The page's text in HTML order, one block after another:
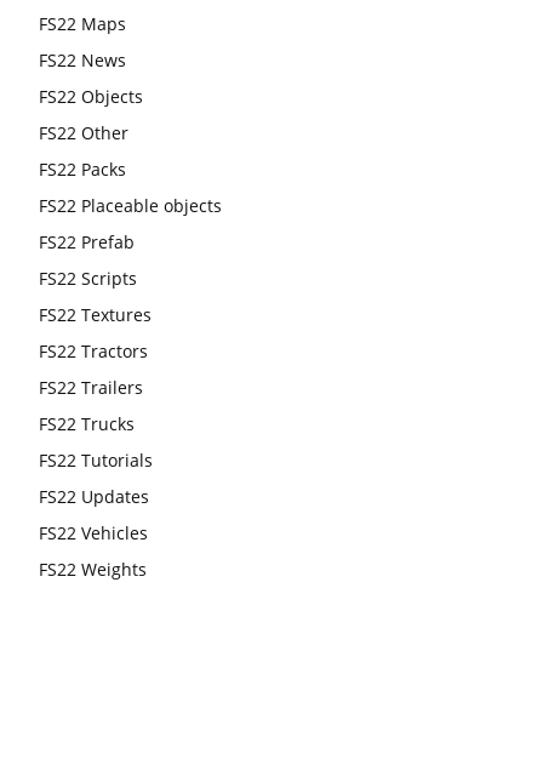
FS22 Maps
FS22 News
FS22 Objects
FS22 Other
FS22 Packs
FS22 Placeable objects
FS22 Prefab
FS22 Scripts
FS22 Textures
FS22 Tractors
FS22 Trailers
FS22 Trucks
FS22 Tutorials
FS22 Updates
FS22 Vehicles
FS22 Weights